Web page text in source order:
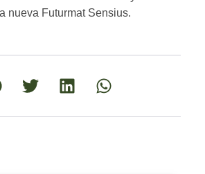
nueva Futurmat Sensius.